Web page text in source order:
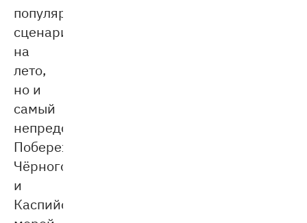
популярный
сценарий
на
лето,
но и
самый
непредсказуемый.
Побережье
Чёрного
и
Каспийского